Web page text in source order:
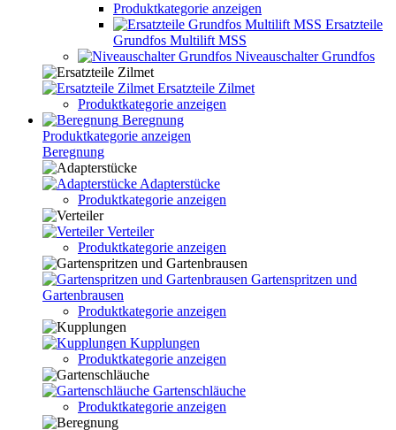
Produktkategorie anzeigen
Ersatzteile
Grundfos Multilift MSS
Niveauschalter Grundfos
Ersatzteile Zilmet
Produktkategorie anzeigen
Beregnung
Produktkategorie anzeigen
Beregnung
Adapterstücke
Produktkategorie anzeigen
Verteiler
Produktkategorie anzeigen
Gartenspritzen und
Gartenbrausen
Produktkategorie anzeigen
Kupplungen
Produktkategorie anzeigen
Gartenschläuche
Produktkategorie anzeigen